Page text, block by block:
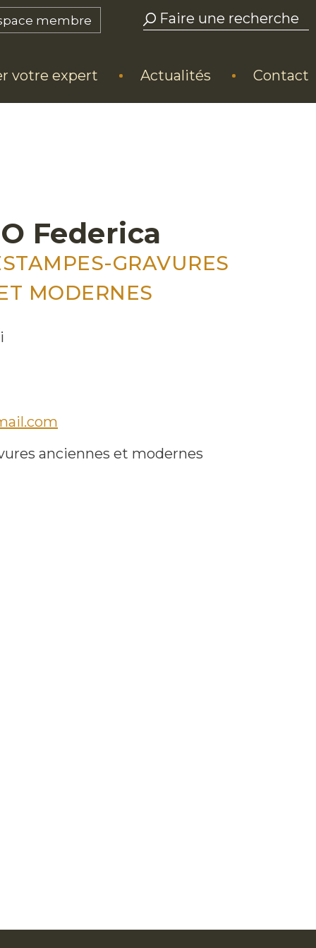
membre
votre expert Actualités Contact
Federica
GRAVURES
MODERNES
anciennes et modernes